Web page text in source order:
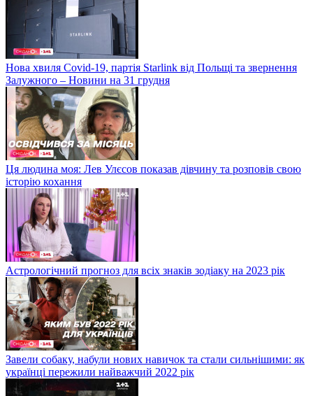
Нова хвиля Covid-19, партія Starlink від Польщі та звернення
Залужного – Новини на 31 грудня
Ця людина моя: Лев Улєсов показав дівчину та розповів свою
історію кохання
Астрологічний прогноз для всіх знаків зодіаку на 2023 рік
Завели собаку, набули нових навичок та стали сильнішими: як
українці пережили найважчий 2022 рік